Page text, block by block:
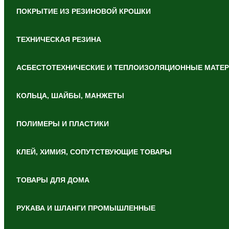
ПОКРЫТИЕ ИЗ РЕЗИНОВОЙ КРОШКИ
ТЕХНИЧЕСКАЯ РЕЗИНА
АСБЕСТОТЕХНИЧЕСКИЕ И ТЕПЛОИЗОЛЯЦИОННЫЕ
КОЛЬЦА, ШАЙБЫ, МАНЖЕТЫ
ПОЛИМЕРЫ И ПЛАСТИКИ
КЛЕЙ, ХИМИЯ, СОПУТСТВУЮЩИЕ ТОВАРЫ
ТОВАРЫ ДЛЯ ДОМА
РУКАВА И ШЛАНГИ ПРОМЫШЛЕННЫЕ